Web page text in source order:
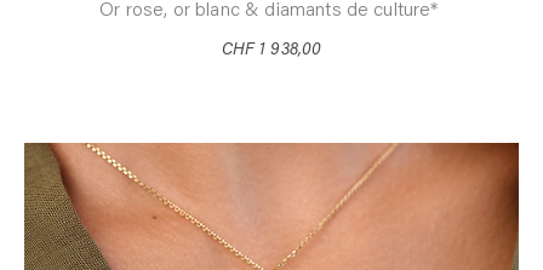
Or rose, or blanc & diamants de culture*
CHF 1 938,00